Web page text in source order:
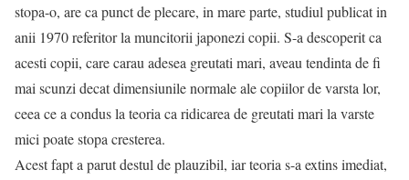
stopa-o, are ca punct de plecare, in mare parte, studiul publicat in
anii 1970 referitor la muncitorii japonezi copii. S-a descoperit ca
acesti copii, care carau adesea greutati mari, aveau tendinta de fi
mai scunzi decat dimensiunile normale ale copiilor de varsta lor,
ceea ce a condus la teoria ca ridicarea de greutati mari la varste
mici poate stopa cresterea.
Acest fapt a parut destul de plauzibil, iar teoria s-a extins imediat,